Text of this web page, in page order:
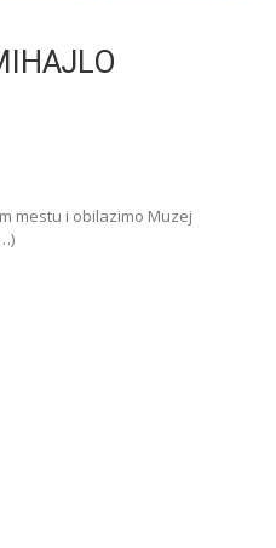
mestu i obilazimo Muzej